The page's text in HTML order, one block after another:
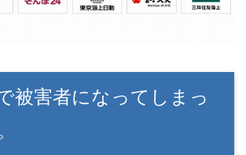
被害者になってしまっ